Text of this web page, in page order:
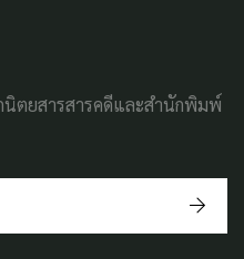
นิตยสารสารคดีและสำนักพิมพ์